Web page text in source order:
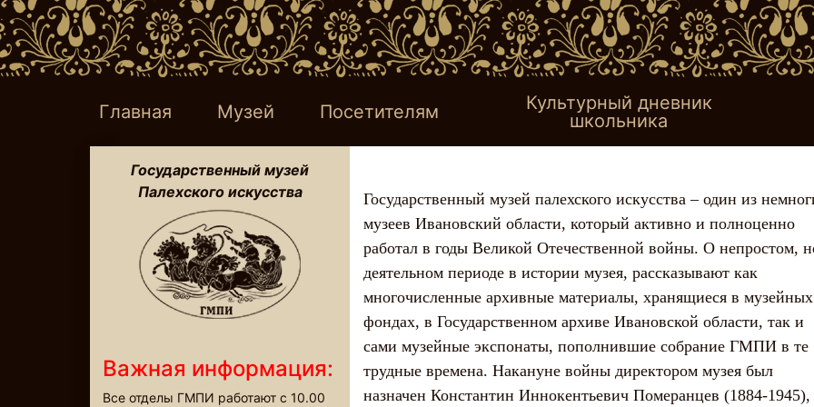
Главная Музей Посетителям
Культурный дневник
школьника
Государственный музей
Палехского искусства
Важная информация:
Все отделы ГМПИ работают с 10.00
Государственный музей палехского искусства – один из
музеев Ивановский области, который активно и полноценно
работал в годы Великой Отечественной войны. О непростом,
деятельном периоде в истории музея, рассказывают как
многочисленные архивные материалы, хранящиеся в музейных
фондах, в Государственном архиве Ивановской области, так и
сами музейные экспонаты, пополнившие собрание ГМПИ в те
трудные времена. Накануне войны директором музея был
назначен Константин Иннокентьевич Померанцев (1884-